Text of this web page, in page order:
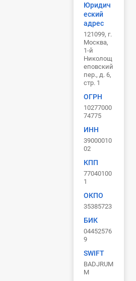
Юридич
еский
адрес
121099, г.
Москва,
1-й
Николощ
еповский
пер., д. 6,
стр. 1
ОГРН
10277000
74775
ИНН
39000010
02
КПП
77040100
1
ОКПО
35385723
БИК
04452576
9
SWIFT
BADJRUM
M